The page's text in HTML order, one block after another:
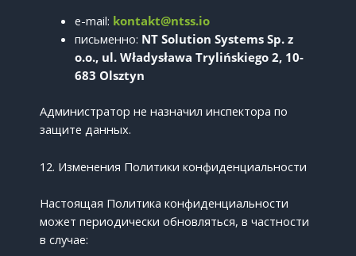
e-mail: kontakt@ntss.io
письменно: NT Solution Systems Sp. z
o.o., ul. Władysława Trylińskiego 2, 10-
683 Olsztyn
Администратор не назначил инспектора по
защите данных.
12. Изменения Политики конфиденциальности
Настоящая Политика конфиденциальности
может периодически обновляться, в частности
в случае: